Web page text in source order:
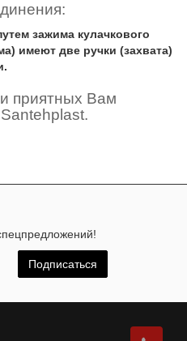
зажима кулачкового
имеют две ручки (захвата)
приятных Вам
Подписаться